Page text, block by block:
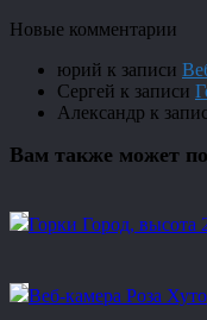
Новые комментарии
юрий к записи
Сергей к записи
Александр к
Вам также может
Горки Город, высота
Веб-камера Роза